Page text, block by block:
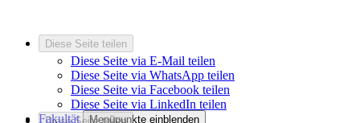
Diese Seite teilen
Diese Seite via E-Mail teilen
Diese Seite via WhatsApp teilen
Diese Seite via Facebook teilen
Diese Seite via LinkedIn teilen
Fakultät Menüpunkte einblenden